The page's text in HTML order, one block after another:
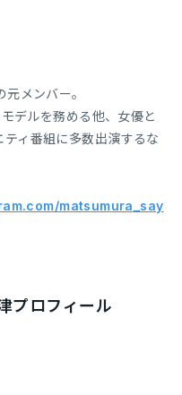
メンバー。
デルを務める他、女優と
ィ番組に多数出演するな
matsumura_say
プロフィール